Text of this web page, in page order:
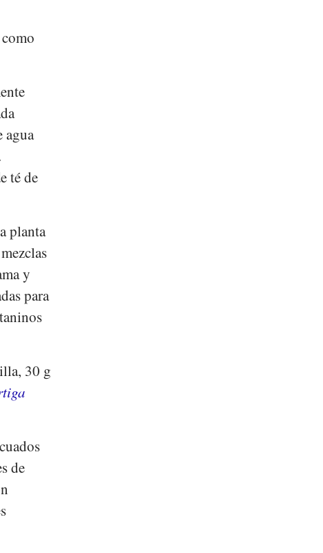
agua
té de
planta
y
para
30 g
de